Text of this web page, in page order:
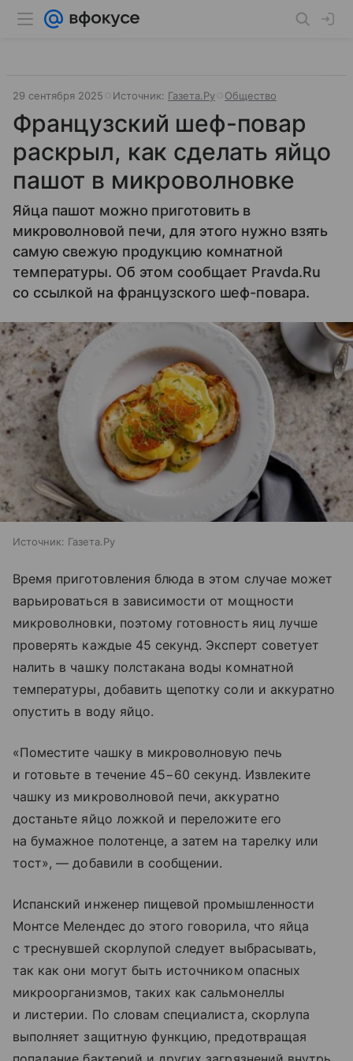
29 сентября 2025 Источник: Газета.Ру Общество
Французский шеф-повар
раскрыл, как сделать яйцо
пашот в микроволновке
Яйца пашот можно приготовить в
микроволновой печи, для этого нужно взять
самую свежую продукцию комнатной
температуры. Об этом сообщает Pravda.Ru
со ссылкой на французского шеф-повара.
Источник: Газета.Ру
Время приготовления блюда в этом случае может
варьироваться в зависимости от мощности
микроволновки, поэтому готовность яиц лучше
проверять каждые 45 секунд. Эксперт советует
налить в чашку полстакана воды комнатной
температуры, добавить щепотку соли и аккуратно
опустить в воду яйцо.
«Поместите чашку в микроволновую печь
и готовьте в течение 45−60 секунд. Извлеките
чашку из микроволновой печи, аккуратно
достаньте яйцо ложкой и переложите его
на бумажное полотенце, а затем на тарелку или
тост», — добавили в сообщении.
Испанский инженер пищевой промышленности
Монтсе Мелендес до этого говорила, что яйца
с треснувшей скорлупой следует выбрасывать,
так как они могут быть источником опасных
микроорганизмов, таких как сальмонеллы
и листерии. По словам специалиста, скорлупа
выполняет защитную функцию, предотвращая